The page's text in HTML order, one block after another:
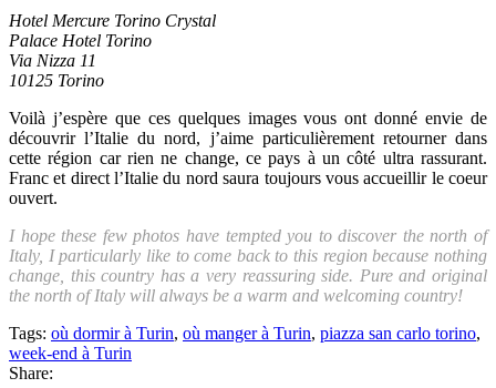
Hotel Mercure Torino Crystal
Palace Hotel Torino
Via Nizza 11
10125 Torino
Voilà j’espère que ces quelques images vous ont donné envie de
découvrir l’Italie du nord, j’aime particulièrement retourner dans
cette région car rien ne change, ce pays à un côté ultra rassurant.
Franc et direct l’Italie du nord saura toujours vous accueillir le coeur
ouvert.
I hope these few photos have tempted you to discover the north of
Italy, I particularly like to come back to this region because nothing
change, this country has a very reassuring side. Pure and original
the north of Italy will always be a warm and welcoming country!
Tags: où dormir à Turin, où manger à Turin, piazza san carlo torino,
week-end à Turin
Share: